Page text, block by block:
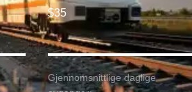
$35
Gjennomsnittlige daglige